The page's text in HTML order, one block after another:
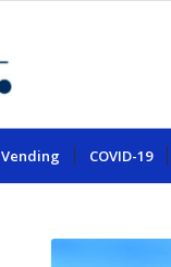
Vending COVID-19